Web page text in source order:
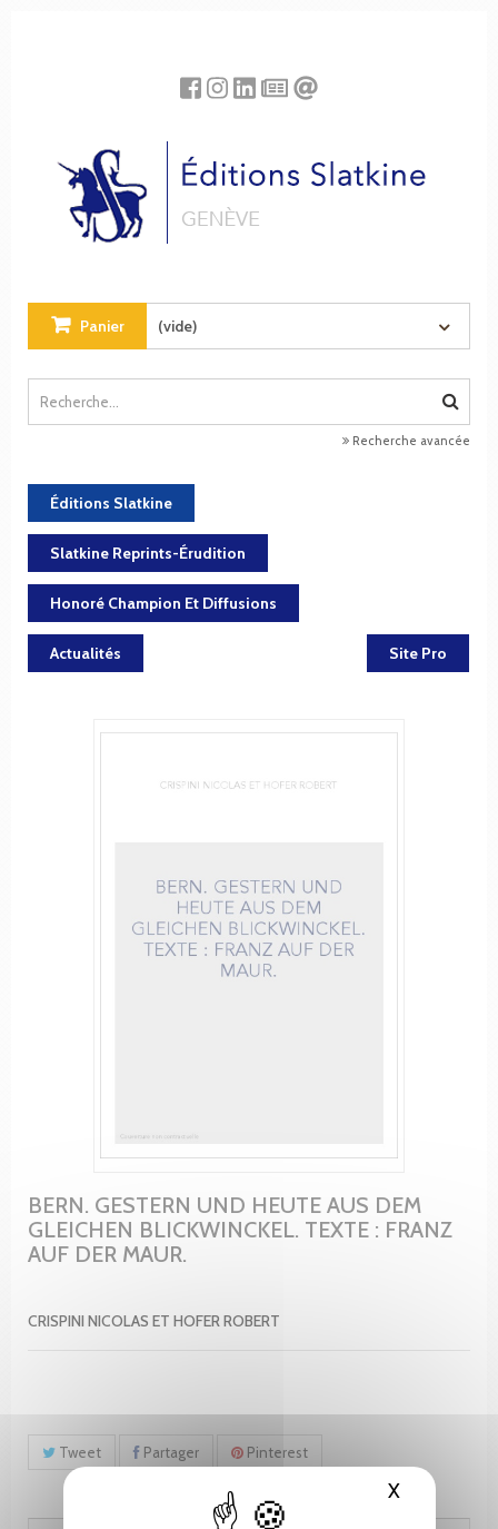
XMasquer
Panier (vide)
Recherche avancée
Éditions Slatkine
Slatkine Reprints-Érudition
Honoré Champion Et Diffusions
Actualités Site Pro
BERN. GESTERN UND HEUTE AUS DEM
GLEICHEN BLICKWINCKEL. TEXTE : FRANZ
AUF DER MAUR.
CRISPINI NICOLAS ET HOFER ROBERT
Tweet Partager Pinterest